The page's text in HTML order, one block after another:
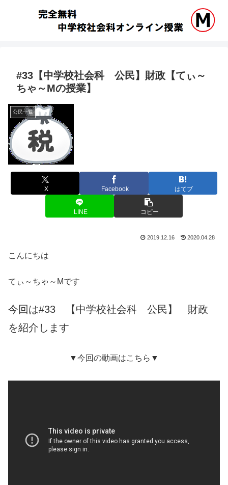
#33【中学校社会科 公民】財政【てぃ～
ちゃ～Mの授業】
公民一覧
X Facebook はてブ
LINE コピー
2019.12.16 2020.04.28
こんにちは
てぃ～ちゃ～Mです
今回は#33 【中学校社会科 公民】 財政
を紹介します
▼今回の動画はこちら▼